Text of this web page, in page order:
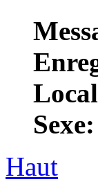
Sexe:
Haut